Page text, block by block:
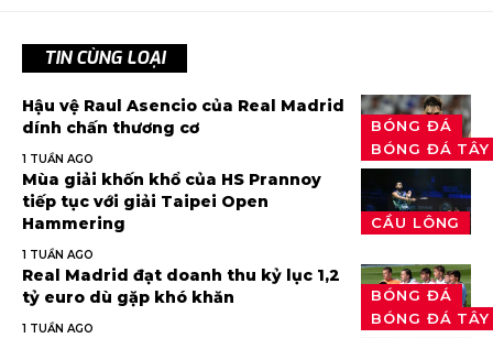
TIN CÙNG LOẠI
BÓNG ĐÁ
BÓNG ĐÁ
Hậu vệ Raul Asencio của Real Madrid
dính chấn thương cơ
1 TUẦN AGO
CẦU LÔNG
Mùa giải khốn khổ của HS Prannoy
tiếp tục với giải Taipei Open
Hammering
1 TUẦN AGO
BÓNG ĐÁ
BÓNG ĐÁ
Real Madrid đạt doanh thu kỷ lục 1,2
tỷ euro dù gặp khó khăn
1 TUẦN AGO